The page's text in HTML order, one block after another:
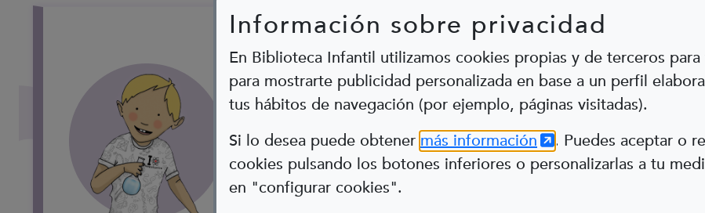
Información sobre privacidad
En Biblioteca Infantil utilizamos cookies propias y de terceros
para mostrarte publicidad personalizada en base a un perfil
tus hábitos de navegación (por ejemplo, páginas visitadas).
Si lo desea puede obtener más información (Abre en nueva
. Puedes aceptar o
cookies pulsando los botones inferiores o personalizarlas a tu
en "configurar cookies".
Abre en nueva ventana